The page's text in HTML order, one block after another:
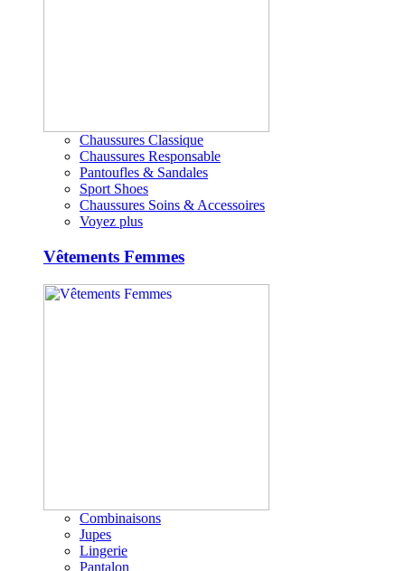
Chaussures Classique
Chaussures Responsable
Pantoufles & Sandales
Sport Shoes
Chaussures Soins & Accessoires
Voyez plus
Vêtements Femmes
Combinaisons
Jupes
Lingerie
Pantalon